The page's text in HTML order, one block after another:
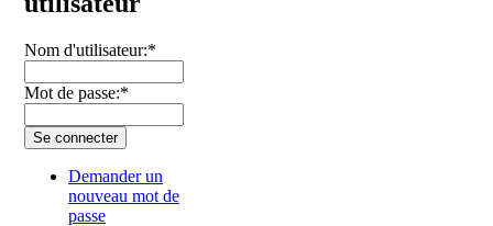
Nom d'utilisateur:*
Mot de passe:*
Demander un
nouveau mot de
passe